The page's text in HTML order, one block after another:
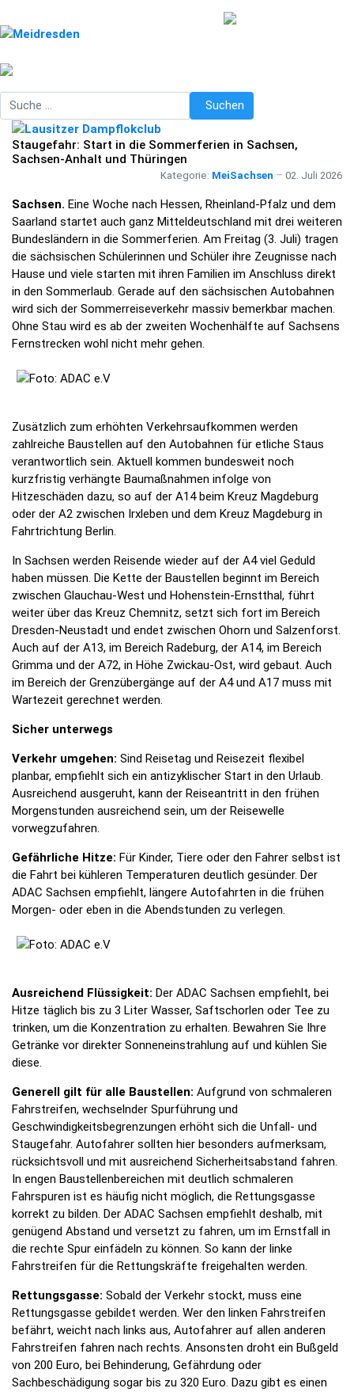
Suchen Suchen
Staugefahr: Start in die Sommerferien in Sachsen,
Sachsen-Anhalt und Thüringen
Kategorie: MeiSachsen 02. Juli 2026
Sachsen. Eine Woche nach Hessen, Rheinland-Pfalz und dem
Saarland startet auch ganz Mitteldeutschland mit drei weiteren
Bundesländern in die Sommerferien. Am Freitag (3. Juli) tragen
die sächsischen Schülerinnen und Schüler ihre Zeugnisse nach
Hause und viele starten mit ihren Familien im Anschluss direkt
in den Sommerlaub. Gerade auf den sächsischen Autobahnen
wird sich der Sommerreiseverkehr massiv bemerkbar machen.
Ohne Stau wird es ab der zweiten Wochenhälfte auf Sachsens
Fernstrecken wohl nicht mehr gehen.
Zusätzlich zum erhöhten Verkehrsaufkommen werden
zahlreiche Baustellen auf den Autobahnen für etliche Staus
verantwortlich sein. Aktuell kommen bundesweit noch
kurzfristig verhängte Baumaßnahmen infolge von
Hitzeschäden dazu, so auf der A14 beim Kreuz Magdeburg
oder der A2 zwischen Irxleben und dem Kreuz Magdeburg in
Fahrtrichtung Berlin.
In Sachsen werden Reisende wieder auf der A4 viel Geduld
haben müssen. Die Kette der Baustellen beginnt im Bereich
zwischen Glauchau-West und Hohenstein-Ernstthal, führt
weiter über das Kreuz Chemnitz, setzt sich fort im Bereich
Dresden-Neustadt und endet zwischen Ohorn und Salzenforst.
Auch auf der A13, im Bereich Radeburg, der A14, im Bereich
Grimma und der A72, in Höhe Zwickau-Ost, wird gebaut. Auch
im Bereich der Grenzübergänge auf der A4 und A17 muss mit
Wartezeit gerechnet werden.
Sicher unterwegs
Verkehr umgehen: Sind Reisetag und Reisezeit flexibel
planbar, empfiehlt sich ein antizyklischer Start in den Urlaub.
Ausreichend ausgeruht, kann der Reiseantritt in den frühen
Morgenstunden ausreichend sein, um der Reisewelle
vorwegzufahren.
Gefährliche Hitze: Für Kinder, Tiere oder den Fahrer selbst ist
die Fahrt bei kühleren Temperaturen deutlich gesünder. Der
ADAC Sachsen empfiehlt, längere Autofahrten in die frühen
Morgen- oder eben in die Abendstunden zu verlegen.
Ausreichend Flüssigkeit: Der ADAC Sachsen empfiehlt, bei
Hitze täglich bis zu 3 Liter Wasser, Saftschorlen oder Tee zu
trinken, um die Konzentration zu erhalten. Bewahren Sie Ihre
Getränke vor direkter Sonneneinstrahlung auf und kühlen Sie
diese.
Generell gilt für alle Baustellen: Aufgrund von schmaleren
Fahrstreifen, wechselnder Spurführung und
Geschwindigkeitsbegrenzungen erhöht sich die Unfall- und
Staugefahr. Autofahrer sollten hier besonders aufmerksam,
rücksichtsvoll und mit ausreichend Sicherheitsabstand fahren.
In engen Baustellenbereichen mit deutlich schmaleren
Fahrspuren ist es häufig nicht möglich, die Rettungsgasse
korrekt zu bilden. Der ADAC Sachsen empfiehlt deshalb, mit
genügend Abstand und versetzt zu fahren, um im Ernstfall in
die rechte Spur einfädeln zu können. So kann der linke
Fahrstreifen für die Rettungskräfte freigehalten werden.
Rettungsgasse: Sobald der Verkehr stockt, muss eine
Rettungsgasse gebildet werden. Wer den linken Fahrstreifen
befährt, weicht nach links aus, Autofahrer auf allen anderen
Fahrstreifen fahren nach rechts. Ansonsten droht ein Bußgeld
von 200 Euro, bei Behinderung, Gefährdung oder
Sachbeschädigung sogar bis zu 320 Euro. Dazu gibt es einen